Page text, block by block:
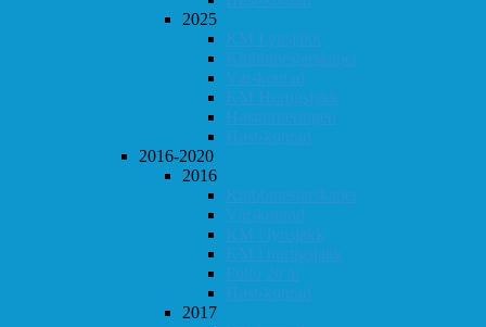
2025
KM Lynsjakk
Klubbmesterskapet
Vår-konrad
KM Hurtigsjakk
Høstturneringen
Høst-konrad
2016-2020
2016
Klubbmesterskapet
Vår-konrad
KM i lynsjakk
KM i hurtigsjakk
Follo 20 år
Høst-konrad
2017